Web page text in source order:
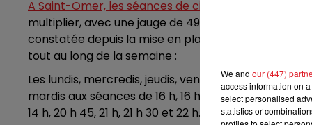
A Saint-Omer, les séances de cinéma sans pass
multiplier, avec une jauge de 49 personnes par
constatée depuis la mise en place du pass
tout au long de la semaine :
Les lundis, mercredis, jeudis, vendredis aux séances
mardis aux séances de 16 h, 16 h 30, 17 h et 18 h.
14 h, 20 h 45, 21 h, 21 h 30 et 22 h.
We and our (447)
access information on
select personalised
statistics or